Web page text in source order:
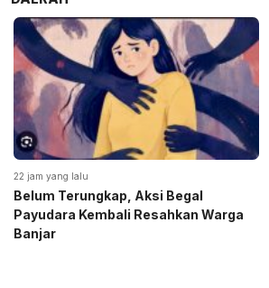
22 jam yang lalu
Belum Terungkap, Aksi Begal
Payudara Kembali Resahkan Warga
Banjar